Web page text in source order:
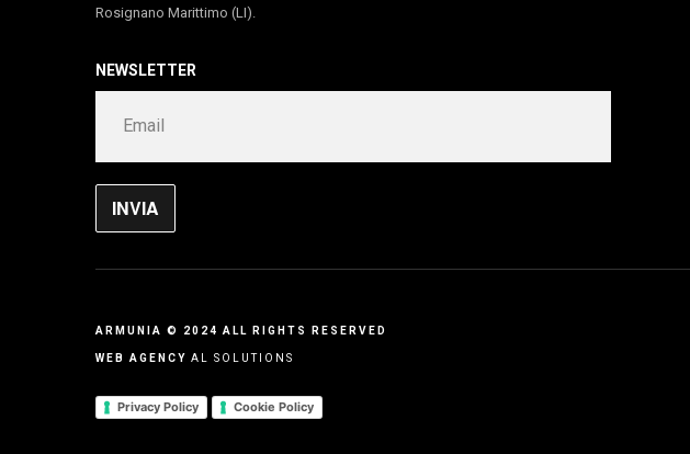
Rosignano Marittimo (LI).
NEWSLETTER
ARMUNIA © 2024 ALL RIGHTS RESERVED
WEB AGENCY AL SOLUTIONS
Privacy Policy Cookie Policy